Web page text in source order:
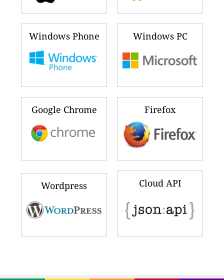
Windows Phone Windows PC
Google Chrome Firefox
Wordpress Cloud API